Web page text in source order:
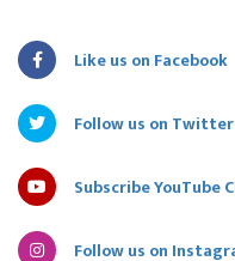
Like us on Facebook
Follow us on Twitter
Subscribe YouTube
Follow us on